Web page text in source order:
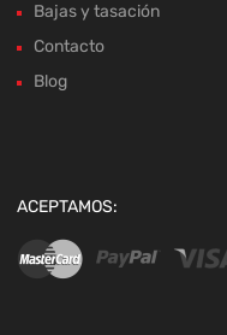
Bajas y tasación
Contacto
Blog
ACEPTAMOS: